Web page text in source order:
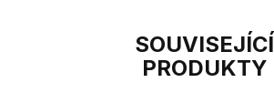
SOUVISEJÍCÍ
PRODUKTY